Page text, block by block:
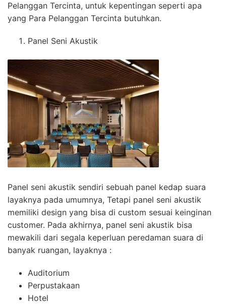
Pelanggan Tercinta, untuk kepentingan seperti apa
yang Para Pelanggan Tercinta butuhkan.
Panel Seni Akustik
Panel seni akustik sendiri sebuah panel kedap suara
layaknya pada umumnya, Tetapi panel seni akustik
memiliki design yang bisa di custom sesuai keinginan
customer. Pada akhirnya, panel seni akustik bisa
mewakili dari segala keperluan peredaman suara di
banyak ruangan, layaknya :
Auditorium
Perpustakaan
Hotel